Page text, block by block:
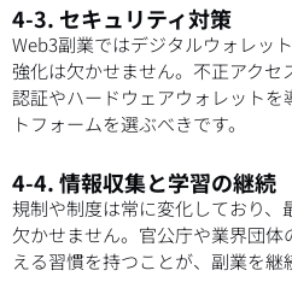
4-3. セキュリティ対策
Web3副業ではデジタルウォレッ
強化は欠かせません。不正アク
認証やハードウェアウォレットを
トフォームを選ぶべきです。
4-4. 情報収集と学習の継続
規制や制度は常に変化しており
欠かせません。官公庁や業界団
える習慣を持つことが、副業を継